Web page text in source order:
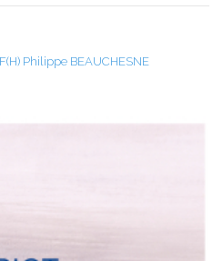
Philippe BEAUCHESNE